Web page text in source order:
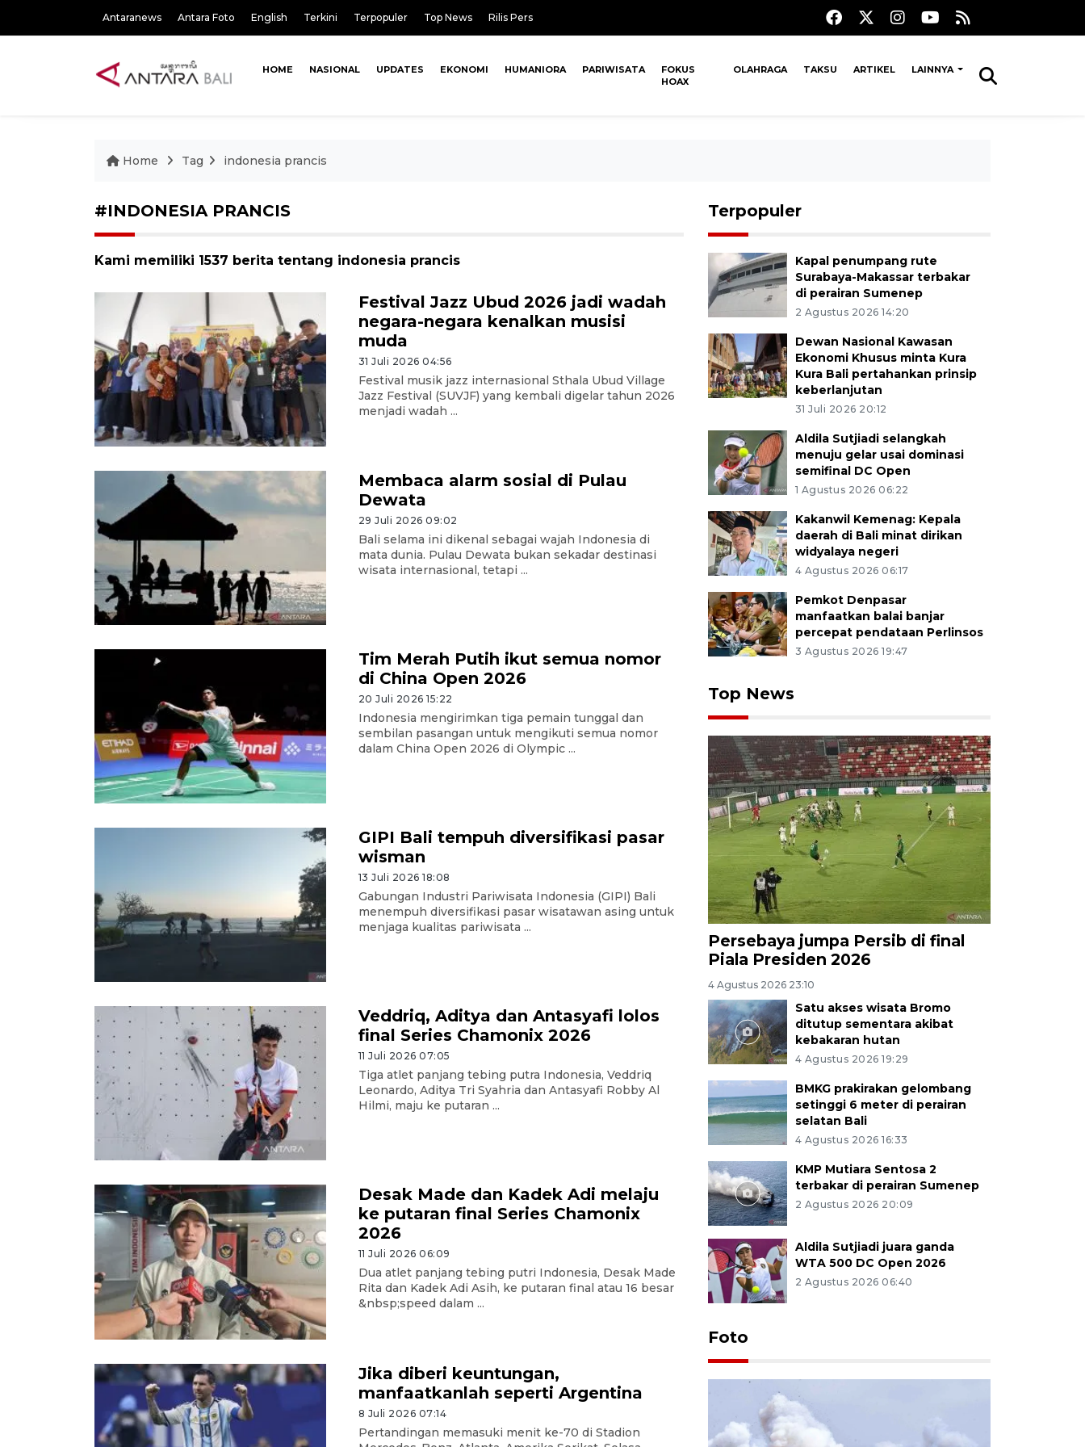
Antaranews Antara Foto English Terkini Terpopuler Top News Rilis Pers
HOME NASIONAL UPDATES EKONOMI HUMANIORA PARIWISATA
FOKUS
HOAX
OLAHRAGA TAKSU ARTIKEL LAINNYA
Home Tag indonesia prancis
#INDONESIA PRANCIS
Kami memiliki 1537 berita tentang indonesia prancis
Festival Jazz Ubud 2026 jadi wadah
negara-negara kenalkan musisi
muda
31 Juli 2026 04:56
Festival musik jazz internasional Sthala Ubud Village
Jazz Festival (SUVJF) yang kembali digelar tahun 2026
menjadi wadah ...
Membaca alarm sosial di Pulau
Dewata
29 Juli 2026 09:02
Bali selama ini dikenal sebagai wajah Indonesia di
mata dunia. Pulau Dewata bukan sekadar destinasi
wisata internasional, tetapi ...
Tim Merah Putih ikut semua nomor
di China Open 2026
20 Juli 2026 15:22
Indonesia mengirimkan tiga pemain tunggal dan
sembilan pasangan untuk mengikuti semua nomor
dalam China Open 2026 di Olympic ...
GIPI Bali tempuh diversifikasi pasar
wisman
13 Juli 2026 18:08
Gabungan Industri Pariwisata Indonesia (GIPI) Bali
menempuh diversifikasi pasar wisatawan asing untuk
menjaga kualitas pariwisata ...
Veddriq, Aditya dan Antasyafi lolos
final Series Chamonix 2026
11 Juli 2026 07:05
Tiga atlet panjang tebing putra Indonesia, Veddriq
Leonardo, Aditya Tri Syahria dan Antasyafi Robby Al
Hilmi, maju ke putaran ...
Desak Made dan Kadek Adi melaju
ke putaran final Series Chamonix
2026
11 Juli 2026 06:09
Dua atlet panjang tebing putri Indonesia, Desak Made
Rita dan Kadek Adi Asih, ke putaran final atau 16 besar
&nbsp;speed dalam ...
Jika diberi keuntungan,
manfaatkanlah seperti Argentina
8 Juli 2026 07:14
Pertandingan memasuki menit ke-70 di Stadion
Terpopuler
Kapal penumpang rute
Surabaya-Makassar terbakar
di perairan Sumenep
2 Agustus 2026 14:20
Dewan Nasional Kawasan
Ekonomi Khusus minta Kura
Kura Bali pertahankan prinsip
keberlanjutan
31 Juli 2026 20:12
Aldila Sutjiadi selangkah
menuju gelar usai dominasi
semifinal DC Open
1 Agustus 2026 06:22
Kakanwil Kemenag: Kepala
daerah di Bali minat dirikan
widyalaya negeri
4 Agustus 2026 06:17
Pemkot Denpasar
manfaatkan balai banjar
percepat pendataan Perlinsos
3 Agustus 2026 19:47
Top News
Persebaya jumpa Persib di final
Piala Presiden 2026
4 Agustus 2026 23:10
Satu akses wisata Bromo
ditutup sementara akibat
kebakaran hutan
4 Agustus 2026 19:29
BMKG prakirakan gelombang
setinggi 6 meter di perairan
selatan Bali
4 Agustus 2026 16:33
KMP Mutiara Sentosa 2
terbakar di perairan Sumenep
2 Agustus 2026 20:09
Aldila Sutjiadi juara ganda
WTA 500 DC Open 2026
2 Agustus 2026 06:40
Foto